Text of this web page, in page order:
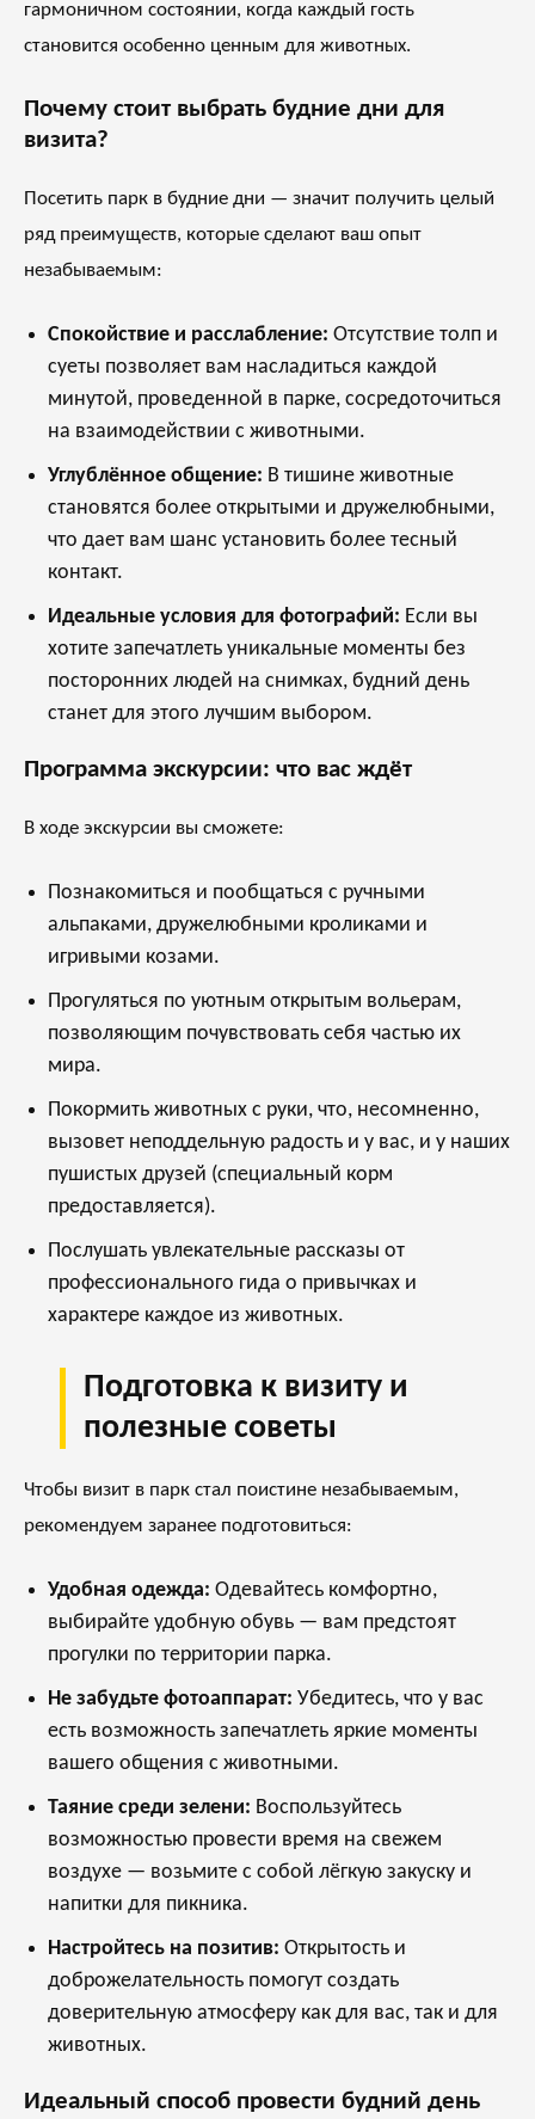
гармоничном состоянии, когда каждый гость
становится особенно ценным для животных.
Почему стоит выбрать будние дни для
визита?
Посетить парк в будние дни — значит получить целый
ряд преимуществ, которые сделают ваш опыт
незабываемым:
Спокойствие и расслабление: Отсутствие толп и
суеты позволяет вам насладиться каждой
минутой, проведенной в парке, сосредоточиться
на взаимодействии с животными.
Углублённое общение: В тишине животные
становятся более открытыми и дружелюбными,
что дает вам шанс установить более тесный
контакт.
Идеальные условия для фотографий: Если вы
хотите запечатлеть уникальные моменты без
посторонних людей на снимках, будний день
станет для этого лучшим выбором.
Программа экскурсии: что вас ждёт
В ходе экскурсии вы сможете:
Познакомиться и пообщаться с ручными
альпаками, дружелюбными кроликами и
игривыми козами.
Прогуляться по уютным открытым вольерам,
позволяющим почувствовать себя частью их
мира.
Покормить животных с руки, что, несомненно,
вызовет неподдельную радость и у вас, и у наших
пушистых друзей (специальный корм
предоставляется).
Послушать увлекательные рассказы от
профессионального гида о привычках и
характере каждое из животных.
Подготовка к визиту и
полезные советы
Чтобы визит в парк стал поистине незабываемым,
рекомендуем заранее подготовиться:
Удобная одежда: Одевайтесь комфортно,
выбирайте удобную обувь — вам предстоят
прогулки по территории парка.
Не забудьте фотоаппарат: Убедитесь, что у вас
есть возможность запечатлеть яркие моменты
вашего общения с животными.
Таяние среди зелени: Воспользуйтесь
возможностью провести время на свежем
воздухе — возьмите с собой лёгкую закуску и
напитки для пикника.
Настройтесь на позитив: Открытость и
доброжелательность помогут создать
доверительную атмосферу как для вас, так и для
животных.
Идеальный способ провести будний день